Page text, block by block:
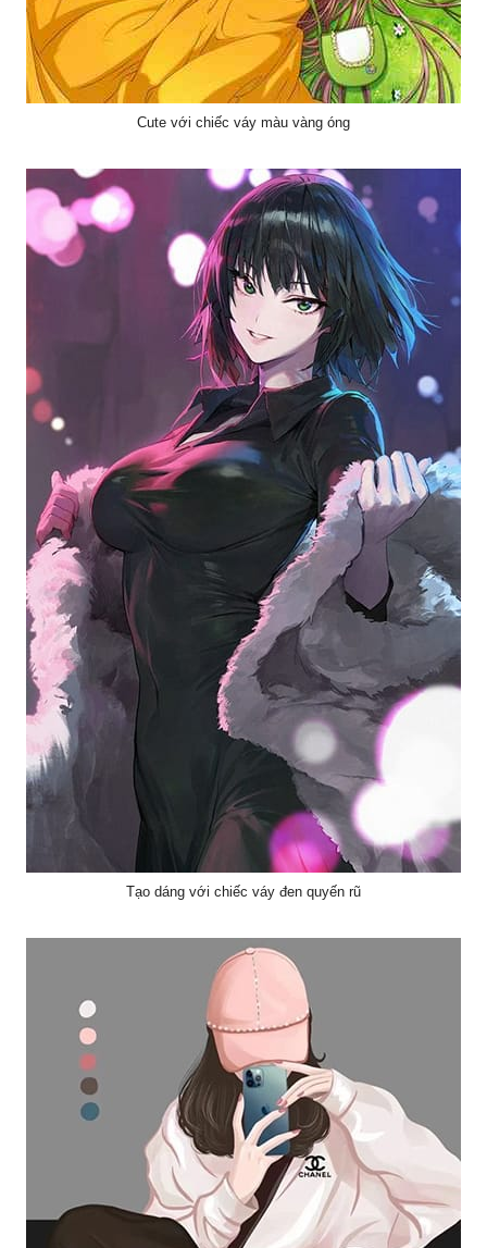
Cute với chiếc váy màu vàng óng
Tạo dáng với chiếc váy đen quyến rũ